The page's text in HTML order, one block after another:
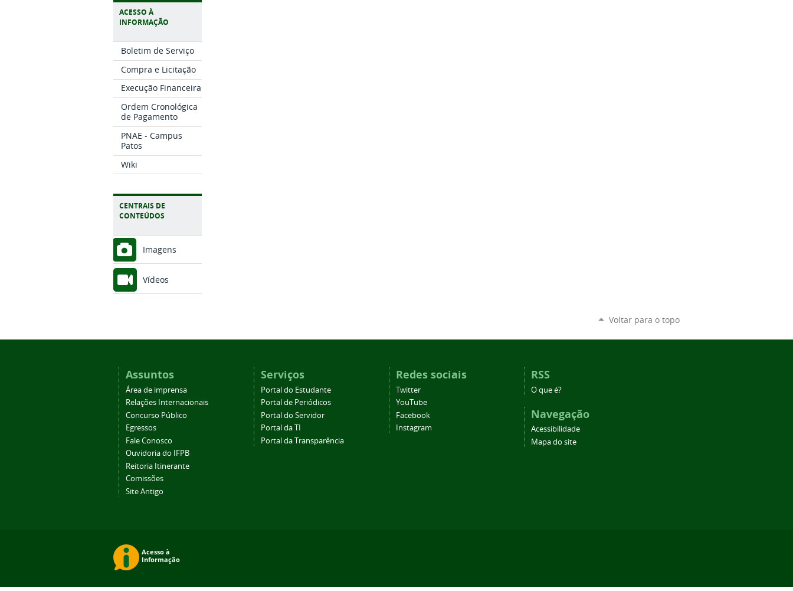
ACESSO À
INFORMAÇÃO
Boletim de Serviço
Compra e Licitação
Execução Financeira
Ordem Cronológica
de Pagamento
PNAE - Campus
Patos
Wiki
CENTRAIS DE
CONTEÚDOS
Imagens
Vídeos
Voltar para o topo
Assuntos
Área de imprensa
Relações Internacionais
Concurso Público
Egressos
Fale Conosco
Ouvidoria do IFPB
Reitoria Itinerante
Comissões
Site Antigo
Serviços
Portal do Estudante
Portal de Periódicos
Portal do Servidor
Portal da TI
Portal da Transparência
Redes sociais
Twitter
YouTube
Facebook
Instagram
RSS
O que é?
Navegação
Acessibilidade
Mapa do site